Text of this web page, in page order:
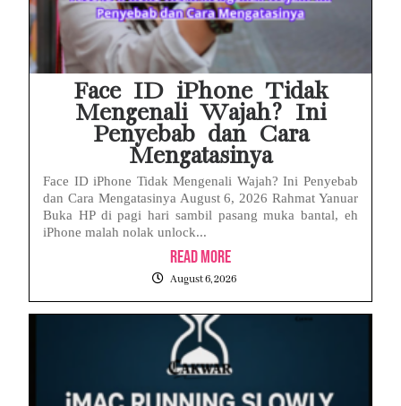
Face ID iPhone Tidak
Mengenali Wajah? Ini
Penyebab dan Cara
Mengatasinya
Face ID iPhone Tidak Mengenali Wajah? Ini Penyebab
dan Cara Mengatasinya August 6, 2026 Rahmat Yanuar
Buka HP di pagi hari sambil pasang muka bantal, eh
iPhone malah nolak unlock...
Read More
August 6, 2026